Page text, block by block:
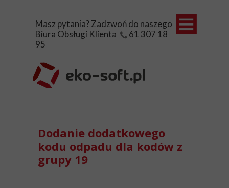
Masz pytania? Zadzwoń do naszego
Biura Obsługi Klienta 61 307 18
95
Dodanie dodatkowego
kodu odpadu dla kodów z
grupy 19